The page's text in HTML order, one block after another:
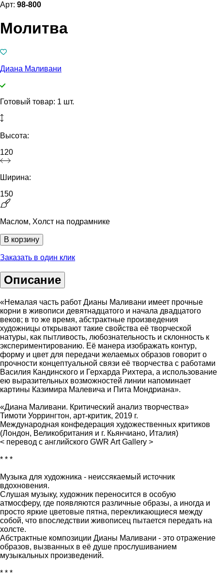
Арт: 98-800
Молитва
Диана Маливани
Готовый товар: 1 шт.
Высота:
120
Ширина:
150
Маслом, Холст на подрамнике
В корзину
Заказать в один клик
Описание
«Немалая часть работ Дианы Маливани имеет прочные
корни в живописи девятнадцатого и начала двадцатого
веков; в то же время, абстрактные произведения
художницы открывают такие свойства её творческой
натуры, как пытливость, любознательность и склонность к
экспериментированию. Её манера изображать контур,
форму и цвет для передачи желаемых образов говорит о
прочности концептуальной связи её творчества с работами
Василия Кандинского и Герхарда Рихтера, а использование
ею выразительных возможностей линии напоминает
картины Казимира Малевича и Пита Мондриана».
«Диана Маливани. Критический анализ творчества»
Тимоти Уоррингтон, арт-критик, 2019 г.
Международная конфедерация художественных критиков
(Лондон, Великобритания и г. Кьянчиано, Италия)
< перевод с английского GWR Art Gallery >
* * *
Музыка для художника - неиссякаемый источник
вдохновения.
Слушая музыку, художник переносится в особую
атмосферу, где появляются различные образы, а иногда и
просто яркие цветовые пятна, перекликающиеся между
собой, что впоследствии живописец пытается передать на
холсте.
Абстрактные композиции Дианы Маливани - это отражение
образов, вызванных в её душе прослушиванием
музыкальных произведений.
* * *